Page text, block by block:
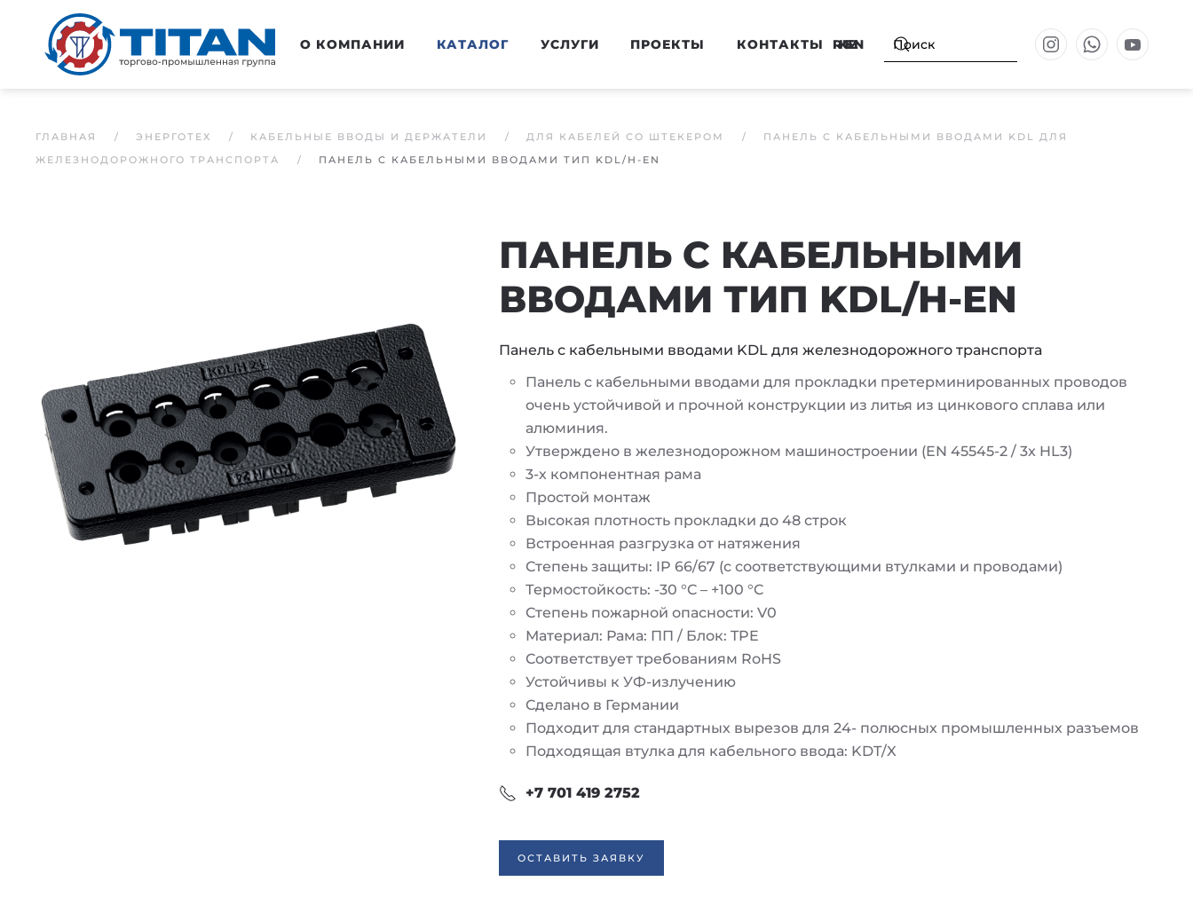
Перейти к основному содержанию О КОМПАНИИ КАТАЛОГ УСЛУГИ ПРОЕКТЫ КОНТАКТЫ RU
KZ
EN
ГЛАВНАЯ ЭНЕРГОТЕХ КАБЕЛЬНЫЕ ВВОДЫ И ДЕРЖАТЕЛИ ДЛЯ КАБЕЛЕЙ СО ШТЕКЕРОМ
ПАНЕЛЬ С КАБЕЛЬНЫМИ ВВОДАМИ KDL ДЛЯ
ЖЕЛЕЗНОДОРОЖНОГО ТРАНСПОРТА
ПАНЕЛЬ С КАБЕЛЬНЫМИ ВВОДАМИ ТИП KDL/H-EN
ПАНЕЛЬ С КАБЕЛЬНЫМИ
ВВОДАМИ ТИП KDL/H-EN
Панель с кабельными вводами KDL для железнодорожного транспорта
Панель с кабельными вводами для прокладки претерминированных проводов
очень устойчивой и прочной конструкции из литья из цинкового сплава или
алюминия.
Утверждено в железнодорожном машиностроении (EN 45545-2 / 3x HL3)
3-х компонентная рама
Простой монтаж
Высокая плотность прокладки до 48 строк
Встроенная разгрузка от натяжения
Степень защиты: IP 66/67 (с соответствующими втулками и проводами)
Термостойкость: -30 °C – +100 °C
Степень пожарной опасности: V0
Материал: Рама: ПП / Блок: TPE
Соответствует требованиям RoHS
Устойчивы к УФ-излучению
Сделано в Германии
Подходит для стандартных вырезов для 24- полюсных промышленных разъемов
Подходящая втулка для кабельного ввода: KDT/X
+7 701 419 2752
ОСТАВИТЬ ЗАЯВКУ